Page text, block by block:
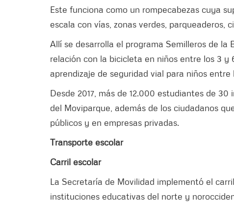
Este funciona como un rompecabezas cuya
escala con vías, zonas verdes, parqueaderos,
Allí se desarrolla el programa Semilleros de
relación con la bicicleta en niños entre los 3
aprendizaje de seguridad vial para niños entre
Desde 2017, más de 12.000 estudiantes de
del Moviparque, además de los ciudadanos
públicos y en empresas privadas.
Transporte escolar
Carril escolar
La Secretaría de Movilidad implementó el
instituciones educativas del norte y